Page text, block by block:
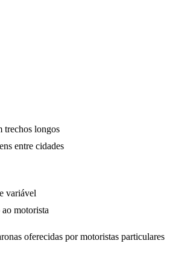
trechos longos
entre cidades
variável
motorista
oferecidas por motoristas particulares